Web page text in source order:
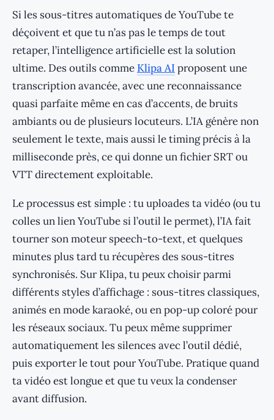
Si les sous-titres automatiques de YouTube te
déçoivent et que tu n’as pas le temps de tout
retaper, l’intelligence artificielle est la solution
ultime. Des outils comme Klipa AI proposent une
transcription avancée, avec une reconnaissance
quasi parfaite même en cas d’accents, de bruits
ambiants ou de plusieurs locuteurs. L’IA génère non
seulement le texte, mais aussi le timing précis à la
milliseconde près, ce qui donne un fichier SRT ou
VTT directement exploitable.
Le processus est simple : tu uploades ta vidéo (ou tu
colles un lien YouTube si l’outil le permet), l’IA fait
tourner son moteur speech-to-text, et quelques
minutes plus tard tu récupères des sous-titres
synchronisés. Sur Klipa, tu peux choisir parmi
différents styles d’affichage : sous-titres classiques,
animés en mode karaoké, ou en pop-up coloré pour
les réseaux sociaux. Tu peux même supprimer
automatiquement les silences avec l’outil dédié,
puis exporter le tout pour YouTube. Pratique quand
ta vidéo est longue et que tu veux la condenser
avant diffusion.